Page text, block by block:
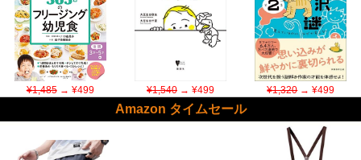
¥1,485→ ¥499 ¥1,540→ ¥499 ¥1,320→ ¥499
Amazon タイムセール